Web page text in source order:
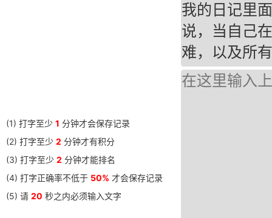
(1) 打字至少 1 分钟才会保存记录
(2) 打字至少 2 分钟才有积分
(3) 打字至少 2 分钟才能排名
(4) 打字正确率不低于 50% 才会保存记录
(5) 请 20 秒之内必须输入文字
我的日记里
说，当自己
难，以及所